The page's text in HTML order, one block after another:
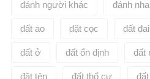
đánh người khác đánh
đất ao đặt cọc đất đai
đất ở đất ổn định đất
đặt tên đất thổ cư